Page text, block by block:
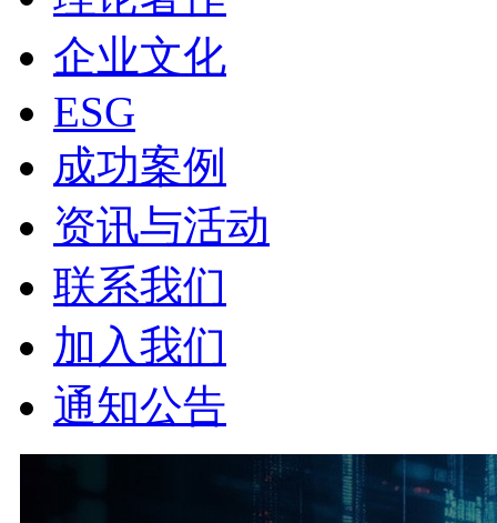
企业文化
ESG
成功案例
资讯与活动
联系我们
加入我们
通知公告